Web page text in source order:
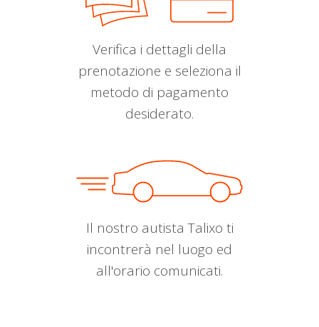
Verifica i dettagli della
prenotazione e seleziona il
metodo di pagamento
desiderato.
Il nostro autista Talixo ti
incontrerà nel luogo ed
all'orario comunicati.